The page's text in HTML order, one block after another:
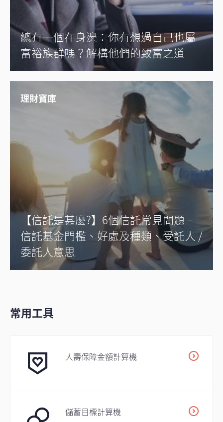
總有一個在身邊：你有想過自己也屬
富裕族群嗎？解構他們的致富之道
理財寶庫
【信託是甚麼?】6個信託常見問題 –
信託基金門檻、好處及種類、受託人 /
委託人意思
常用工具
人壽保障金額計算機
儲蓄目標計算機